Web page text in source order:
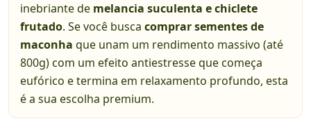
inebriante de melancia suculenta e chiclete
frutado. Se você busca comprar sementes de
maconha que unam um rendimento massivo (até
800g) com um efeito antiestresse que começa
eufórico e termina em relaxamento profundo, esta
é a sua escolha premium.